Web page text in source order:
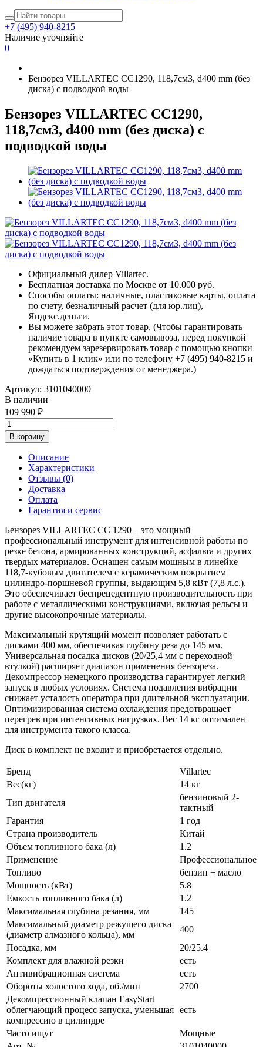
+7 (495) 940-8215
Наличие уточняйте
0
Бензорез VILLARTEC СС1290, 118,7см3, d400 mm (без
диска) с подводкой воды
Бензорез VILLARTEC СС1290,
118,7см3, d400 mm (без диска) с
подводкой воды
Официальный дилер Villartec.
Бесплатная доставка по Москве от 10.000 руб.
Способы оплаты: наличные, пластиковые карты, оплата
по счету, безналичный расчет (для юр.лиц),
Яндекс.деньги.
Вы можете забрать этот товар, (Чтобы гарантировать
наличие товара в пункте самовывоза, перед покупкой
рекомендуем зарезервировать товар с помощью кнопки
«Купить в 1 клик» или по телефону +7 (495) 940-8215 и
дождаться подтверждения от менеджера.)
Артикул: 3101040000
В наличии
109 990
В корзину
Описание
Характеристики
Отзывы (0)
Доставка
Оплата
Гарантия и сервис
Бензорез VILLARTEC CC 1290 – это мощный
профессиональный инструмент для интенсивной работы по
резке бетона, армированных конструкций, асфальта и других
твердых материалов. Оснащен самым мощным в линейке
118,7-кубовым двигателем с керамическим покрытием
цилиндро-поршневой группы, выдающим 5,8 кВт (7,8 л.с.).
Это обеспечивает беспрецедентную производительность при
работе с металлическими конструкциями, включая рельсы и
другие высокопрочные материалы.
Максимальный крутящий момент позволяет работать с
дисками 400 мм, обеспечивая глубину реза до 145 мм.
Универсальная посадка дисков (20/25,4 мм с переходной
втулкой) расширяет диапазон применения бензореза.
Декомпрессор немецкого производства гарантирует легкий
запуск в любых условиях. Система подавления вибрации
снижает усталость оператора при длительной эксплуатации.
Оптимизированная система охлаждения предотвращает
перегрев при интенсивных нагрузках. Вес 14 кг оптимален
для инструмента такого класса.
Диск в комплект не входит и приобретается отдельно.
Бренд
Villartec
Вес(кг)
14 кг
Тип двигателя
бензиновый 2-
тактный
Гарантия
1 год
Страна производитель
Китай
Объем топливного бака (л)
1.2
Применение
Профессиональное
Топливо
бензин + масло
Мощность (кВт)
5.8
Емкость топливного бака (л)
1.2
Максимальная глубина резания, мм
145
Максимальный диаметр режущего диска
(диаметр алмазного кольца), мм
400
Посадка, мм
20/25.4
Комплект для влажной резки
есть
Антивибрационная система
есть
Обороты холостого хода, об./мин
2700
Декомпрессионный клапан EasyStart
облегчающий процесс запуска, уменьшая
компрессию в цилиндре
есть
Часто ищут
Мощные